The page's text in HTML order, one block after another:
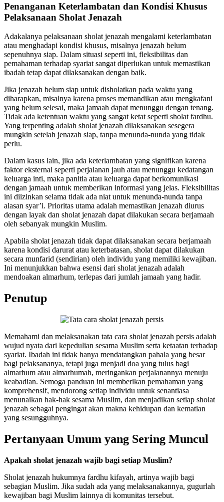
Penanganan Keterlambatan dan Kondisi Khusus
Pelaksanaan Sholat Jenazah
Adakalanya pelaksanaan sholat jenazah mengalami keterlambatan
atau menghadapi kondisi khusus, misalnya jenazah belum
sepenuhnya siap. Dalam situasi seperti ini, fleksibilitas dan
pemahaman terhadap syariat sangat diperlukan untuk memastikan
ibadah tetap dapat dilaksanakan dengan baik.
Jika jenazah belum siap untuk disholatkan pada waktu yang
diharapkan, misalnya karena proses memandikan atau mengkafani
yang belum selesai, maka jamaah dapat menunggu dengan tenang.
Tidak ada ketentuan waktu yang sangat ketat seperti sholat fardhu.
Yang terpenting adalah sholat jenazah dilaksanakan sesegera
mungkin setelah jenazah siap, tanpa menunda-nunda yang tidak
perlu.
Dalam kasus lain, jika ada keterlambatan yang signifikan karena
faktor eksternal seperti perjalanan jauh atau menunggu kedatangan
keluarga inti, maka panitia atau keluarga dapat berkomunikasi
dengan jamaah untuk memberikan informasi yang jelas. Fleksibilitas
ini diizinkan selama tidak ada niat untuk menunda-nunda tanpa
alasan syar’i. Prioritas utama adalah memastikan jenazah diurus
dengan layak dan sholat jenazah dapat dilakukan secara berjamaah
oleh sebanyak mungkin Muslim.
Apabila sholat jenazah tidak dapat dilaksanakan secara berjamaah
karena kondisi darurat atau keterbatasan, sholat dapat dilakukan
secara munfarid (sendirian) oleh individu yang memiliki kewajiban.
Ini menunjukkan bahwa esensi dari sholat jenazah adalah
mendoakan almarhum, terlepas dari jumlah jamaah yang hadir.
Penutup
Memahami dan melaksanakan tata cara sholat jenazah persis adalah
wujud nyata dari kepedulian sesama Muslim serta ketaatan terhadap
syariat. Ibadah ini tidak hanya mendatangkan pahala yang besar
bagi pelaksananya, tetapi juga menjadi doa yang tulus bagi
almarhum atau almarhumah, meringankan perjalanannya menuju
keabadian. Semoga panduan ini memberikan pemahaman yang
komprehensif, mendorong setiap individu untuk senantiasa
menunaikan hak-hak sesama Muslim, dan menjadikan setiap sholat
jenazah sebagai pengingat akan makna kehidupan dan kematian
yang sesungguhnya.
Pertanyaan Umum yang Sering Muncul
Apakah sholat jenazah wajib bagi setiap Muslim?
Sholat jenazah hukumnya fardhu kifayah, artinya wajib bagi
sebagian Muslim. Jika sudah ada yang melaksanakannya, gugurlah
kewajiban bagi Muslim lainnya di komunitas tersebut.